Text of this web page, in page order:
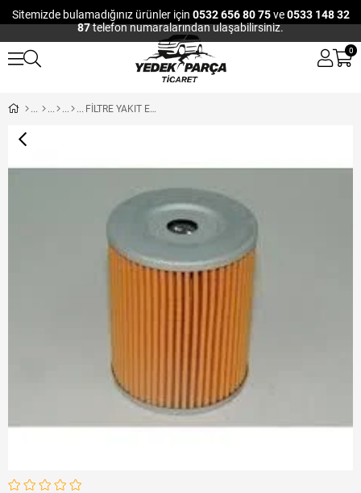
Sitemizde bulamadığınız ürünler için 0532 656 80 75ve0533 148 32
87telefon numaralarından ulaşabilirsiniz.
0
FİLTRE YAKIT ELEMANI EURO4 (AS3604) ASAŞ